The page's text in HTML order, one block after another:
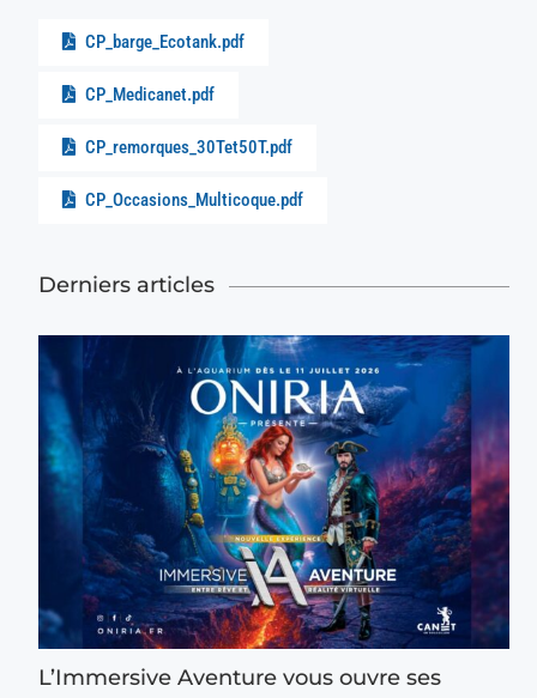
CP_barge_Ecotank.pdf
CP_Medicanet.pdf
CP_remorques_30Tet50T.pdf
CP_Occasions_Multicoque.pdf
Derniers articles
L’Immersive Aventure vous ouvre ses